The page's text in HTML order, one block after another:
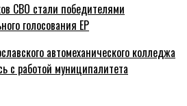
СВО стали победителями
голосования ЕР
автомеханического колледжа
с работой муниципалитета